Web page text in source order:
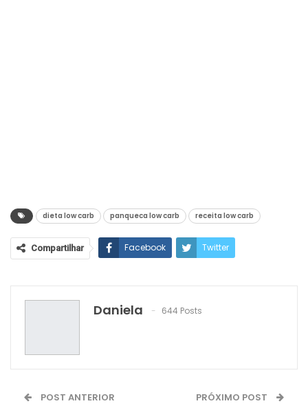
dieta low carb panqueca low carb receita low carb
Compartilhar Facebook Twitter
WhatsApp
Daniela 644 Posts
POST ANTERIOR PRÓXIMO POST